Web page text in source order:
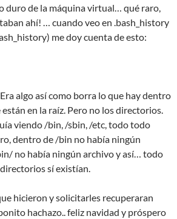
duro de la máquina virtual… qué raro,
ahí! … cuando veo en .bash_history
me doy cuenta de esto:
algo así como borra lo que hay dentro
en la raíz. Pero no los directorios.
viendo /bin, /sbin, /etc, todo todo
dentro de /bin no había ningún
no había ningún archivo y así… todo
sí existían.
hicieron y solicitarles recuperaran
hachazo.. feliz navidad y próspero